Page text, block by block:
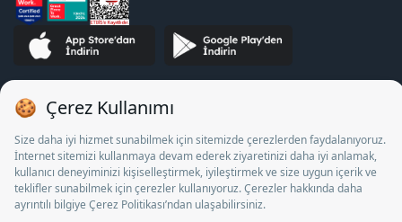
STJ İnsan Kaynakları Bilişim ve Danışmanlık A.Ş. Özel İstihdam
Bürosu Olarak 13/05/2025 - 12/05/2028 tarihleri arasında
faaliyette bulunmak üzere, Türkiye İş Kurumu tarafından
18/04/2025 tarih ve 18095710 sayılı karar uyarınca 1078 nolu
belge ile faaliyet göstermektedir. 4904 sayılı kanun uyarınca iş
arayanlardan ücret alınması yasaktır.